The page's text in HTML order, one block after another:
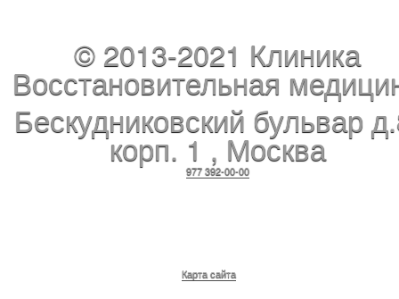
© 2013-2021 Клиника
Восстановительная
Бескудниковский бульвар
корп. 1 , Москва
977 392-00-00
Карта сайта